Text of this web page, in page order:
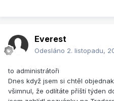
Everest
Odesláno 2. listopadu,
to administrátoři
Dnes když jsem si chtěl
všimnul, že odlítáte příští týden